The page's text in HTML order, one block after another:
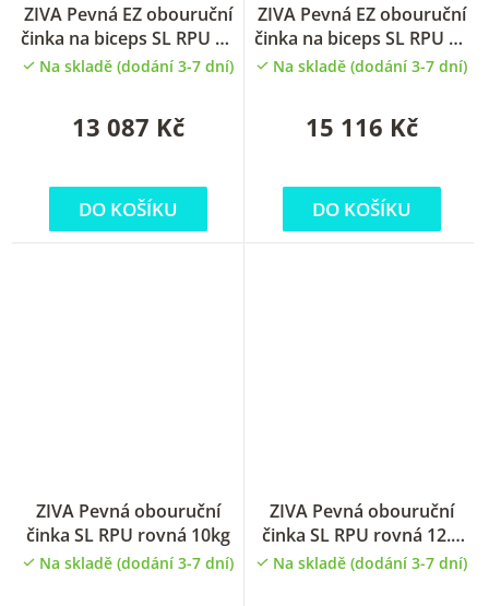
ZIVA Pevná EZ obouruční
činka na biceps SL RPU 40
kg
Na skladě (dodání 3-7 dní)
13 087 Kč
DO KOŠÍKU
ZIVA Pevná EZ obouruční
činka na biceps SL RPU 45
kg
Na skladě (dodání 3-7 dní)
15 116 Kč
DO KOŠÍKU
ZIVA Pevná obouruční
činka SL RPU rovná 10kg
Na skladě (dodání 3-7 dní)
ZIVA Pevná obouruční
činka SL RPU rovná 12.5
kg
Na skladě (dodání 3-7 dní)